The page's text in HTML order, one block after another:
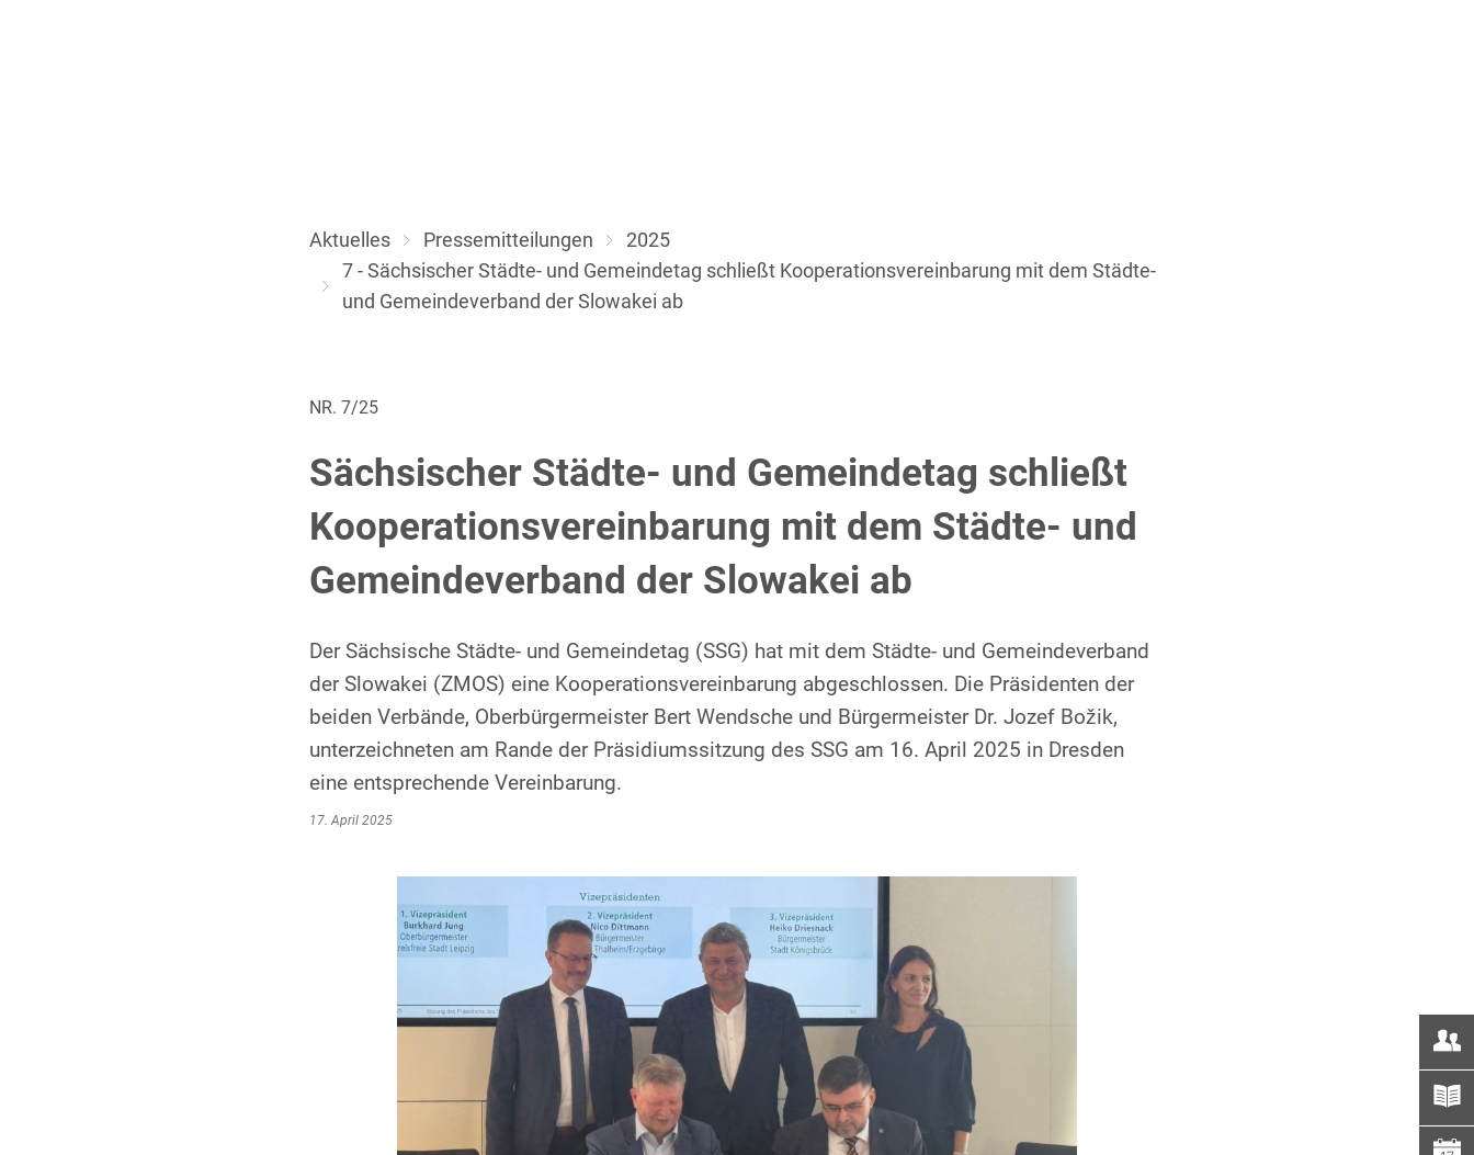
Aktuelles Pressemitteilungen
2025
7 - Sächsischer Städte- und Gemeindetag schließt Kooperationsvereinbarung mit dem Städte-
und Gemeindeverband der Slowakei ab
NR. 7/25
Sächsischer Städte- und Gemeindetag schließt
Kooperationsvereinbarung mit dem Städte- und
Gemeindeverband der Slowakei ab
Der Sächsische Städte- und Gemeindetag (SSG) hat mit dem Städte- und Gemeindeverband
der Slowakei (ZMOS) eine Kooperationsvereinbarung abgeschlossen. Die Präsidenten der
beiden Verbände, Oberbürgermeister Bert Wendsche und Bürgermeister Dr. Jozef Božik,
unterzeichneten am Rande der Präsidiumssitzung des SSG am 16. April 2025 in Dresden
eine entsprechende Vereinbarung.
17. April 2025